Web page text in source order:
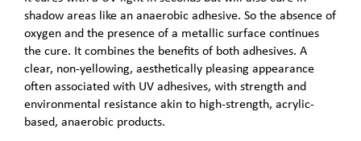
shadow areas like an anaerobic adhesive. So the absence of
oxygen and the presence of a metallic surface continues
the cure. It combines the benefits of both adhesives. A
clear, non-yellowing, aesthetically pleasing appearance
often associated with UV adhesives, with strength and
environmental resistance akin to high-strength, acrylic-
based, anaerobic products.